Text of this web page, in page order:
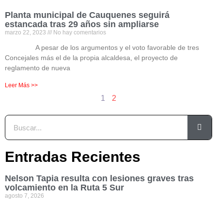
Planta municipal de Cauquenes seguirá
estancada tras 29 años sin ampliarse
marzo 22, 2023 No hay comentarios
A pesar de los argumentos y el voto favorable de tres
Concejales más el de la propia alcaldesa, el proyecto de
reglamento de nueva
Leer Más >>
1 2
Entradas Recientes
Nelson Tapia resulta con lesiones graves tras
volcamiento en la Ruta 5 Sur
agosto 7, 2026